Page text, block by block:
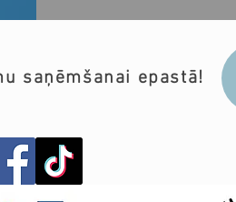
saņēmšanai epastā!